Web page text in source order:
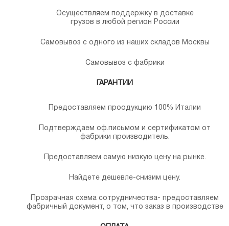
Осуществляем поддержку в доставке
грузов в любой регион России
Самовывоз с одного из наших складов Москвы
Самовывоз с фабрики
ГАРАНТИИ
Предоставляем проодукцию 100% Италии
Подтверждаем оф.письмом и сертификатом от
фабрики производитель.
Предоставляем самую низкую цену на рынке.
Найдете дешевле-снизим цену.
Прозрачная схема сотрудничества- предоставляем
фабричный документ, о том, что заказ в производстве